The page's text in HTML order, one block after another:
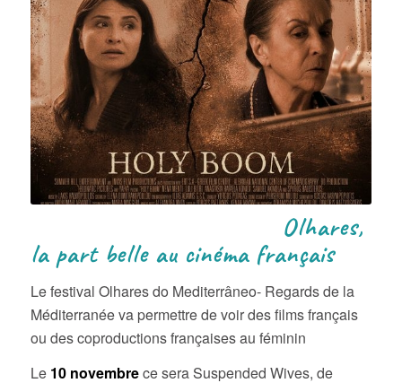
Olhares,
la part belle au cinéma français
Le festival Olhares do Mediterrâneo- Regards de la
Méditerranée va permettre de voir des films français
ou des coproductions françaises au féminin
Le 10 novembrece sera Suspended Wives, de